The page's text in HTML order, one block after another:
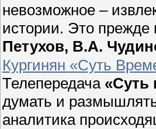
невозможное –
истории. Это прежде
Петухов, В.А.
Кургинян «Суть
Телепередача «Суть
думать и
аналитика